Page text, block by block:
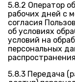
5.8.2 Оператор
рабочих дней с
согласия
об условиях
условий на
персональных
5.8.3 Передача